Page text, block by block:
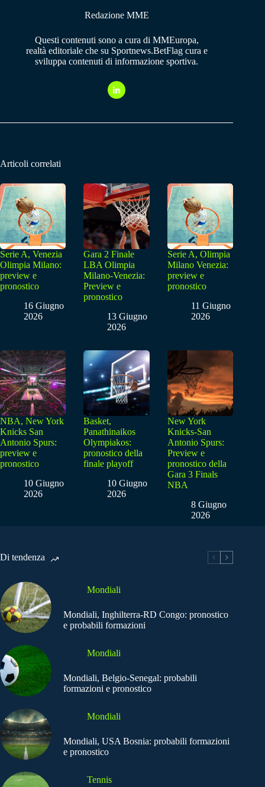
Redazione MME
Questi contenuti sono a cura di MMEuropa,
realtà editoriale che su Sportnews.BetFlag cura e
sviluppa contenuti di informazione sportiva.
Articoli correlati
Serie A, Venezia
Olimpia Milano:
preview e
pronostico
16 Giugno
2026
Gara 2 Finale
LBA Olimpia
Milano-Venezia:
Preview e
pronostico
13 Giugno
2026
Serie A, Olimpia
Milano Venezia:
preview e
pronostico
11 Giugno
2026
NBA, New York
Knicks San
Antonio Spurs:
preview e
pronostico
10 Giugno
2026
Basket,
Panathinaikos
Olympiakos:
pronostico della
finale playoff
10 Giugno
2026
New York
Knicks-San
Antonio Spurs:
Preview e
pronostico della
Gara 3 Finals
NBA
8 Giugno
2026
Di tendenza
Mondiali
Mondiali, Inghilterra-RD Congo: pronostico
e probabili formazioni
Mondiali
Mondiali, Belgio-Senegal: probabili
formazioni e pronostico
Mondiali
Mondiali, USA Bosnia: probabili formazioni
e pronostico
Tennis